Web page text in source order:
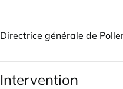
Directrice générale de
Intervention